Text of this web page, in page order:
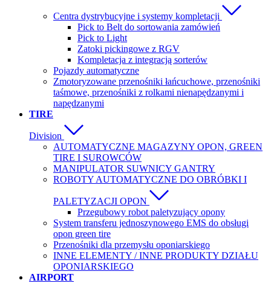
Centra dystrybucyjne i systemy kompletacji
Pick to Belt do sortowania zamówień
Pick to Light
Zatoki pickingowe z RGV
Kompletacja z integracją sorterów
Pojazdy automatyczne
Zmotoryzowane przenośniki łańcuchowe, przenośniki
taśmowe, przenośniki z rolkami nienapędzanymi i
napędzanymi
TIRE
Division
AUTOMATYCZNE MAGAZYNY OPON, GREEN
TIRE I SUROWCÓW
MANIPULATOR SUWNICY GANTRY
ROBOTY AUTOMATYCZNE DO OBRÓBKI I
PALETYZACJI OPON
Przegubowy robot paletyzujący opony
System transferu jednoszynowego EMS do obsługi
opon green tire
Przenośniki dla przemysłu oponiarskiego
INNE ELEMENTY / INNE PRODUKTY DZIAŁU
OPONIARSKIEGO
AIRPORT